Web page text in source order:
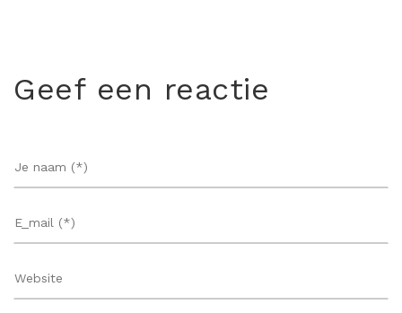
Geef een reactie